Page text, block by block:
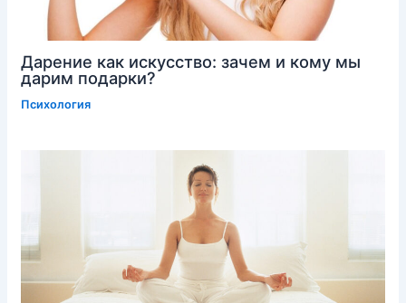
Дарение как искусство: зачем и кому мы
дарим подарки?
Психология